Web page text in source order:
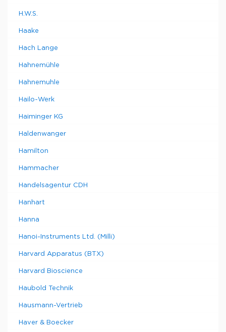
H.W.S.
Haake
Hach Lange
Hahnemühle
Hahnemuhle
Hailo-Werk
Haiminger KG
Haldenwanger
Hamilton
Hammacher
Handelsagentur CDH
Hanhart
Hanna
Hanoi-Instruments Ltd. (Milli)
Harvard Apparatus (BTX)
Harvard Bioscience
Haubold Technik
Hausmann-Vertrieb
Haver & Boecker